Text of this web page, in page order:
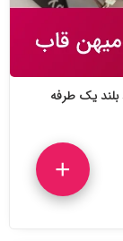
یک طرفه
+